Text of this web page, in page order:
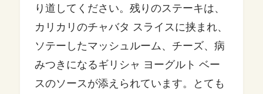
り道してください。残りのステーキは、
カリカリのチャバタ スライスに挟まれ、
ソテーしたマッシュルーム、チーズ、病
みつきになるギリシャ ヨーグルト ベー
スのソースが添えられています。とても